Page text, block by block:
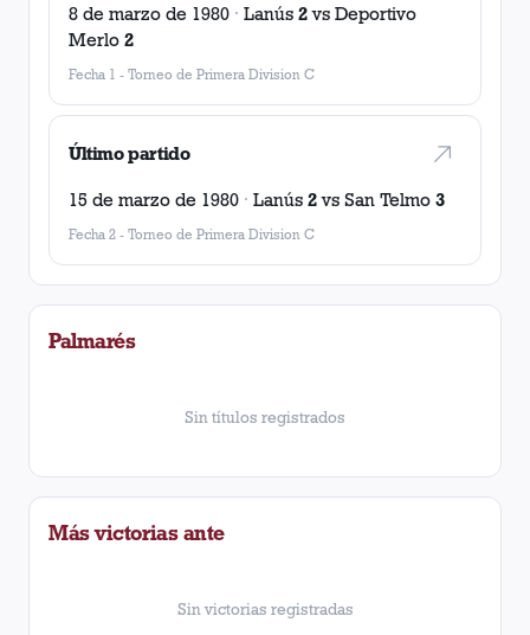
8 de marzo de 1980 · Lanús 2vs Deportivo
Merlo 2
Fecha 1 - Torneo de Primera Division C
Último partido
15 de marzo de 1980 · Lanús 2vs San Telmo 3
Fecha 2 - Torneo de Primera Division C
Palmarés
Sin títulos registrados
Más victorias ante
Sin victorias registradas